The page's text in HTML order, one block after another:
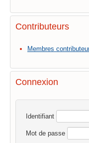
Contributeurs
Membres
Connexion
Identifiant
Mot de passe